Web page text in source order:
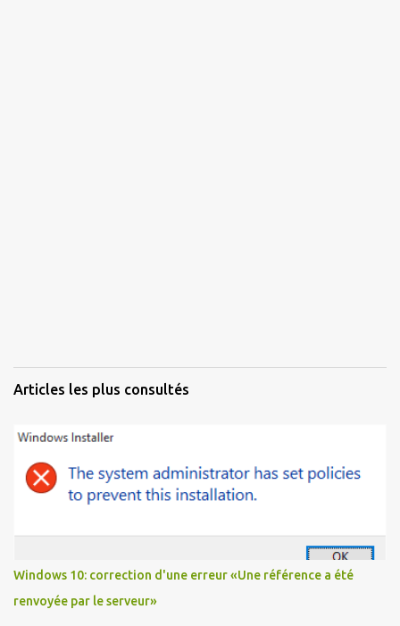
Articles les plus consultés
Windows 10: correction d'une erreur «Une référence a été
renvoyée par le serveur»